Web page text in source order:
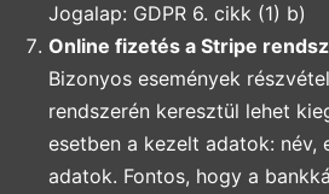
Jogalap: GDPR 6. cikk (1) b)
Online fizetés a Stripe
Bizonyos események
rendszerén keresztül lehet
esetben a kezelt adatok: név,
adatok. Fontos, hogy a